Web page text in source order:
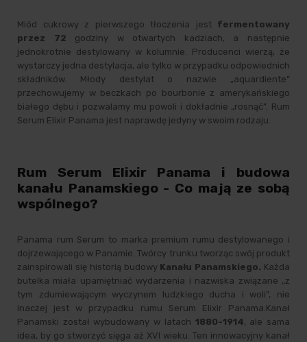
Miód cukrowy z pierwszego tłoczenia jest fermentowany
przez 72 godziny w otwartych kadziach, a następnie
jednokrotnie destylowany w kolumnie. Producenci wierzą, że
wystarczy jedna destylacja, ale tylko w przypadku odpowiednich
składników. Młody destylat o nazwie „aquardiente”
przechowujemy w beczkach po bourbonie z amerykańskiego
białego dębu i pozwalamy mu powoli i dokładnie „rosnąć”. Rum
Serum Elixir Panama jest naprawdę jedyny w swoim rodzaju.
Rum Serum Elixir Panama i budowa
kanału Panamskiego - Co mają ze sobą
wspólnego?
Panama rum Serum to marka premium rumu destylowanego i
dojrzewającego w Panamie. Twórcy trunku tworząc swój produkt
zainspirowali się historią budowy Kanału Panamskiego. Każda
butelka miała upamiętniać wydarzenia i nazwiska związane „z
tym zdumiewającym wyczynem ludzkiego ducha i woli”, nie
inaczej jest w przypadku rumu Serum Elixir Panama.Kanał
Panamski został wybudowany w latach 1880-1914, ale sama
idea, by go stworzyć sięga aż XVI wieku. Ten innowacyjny kanał